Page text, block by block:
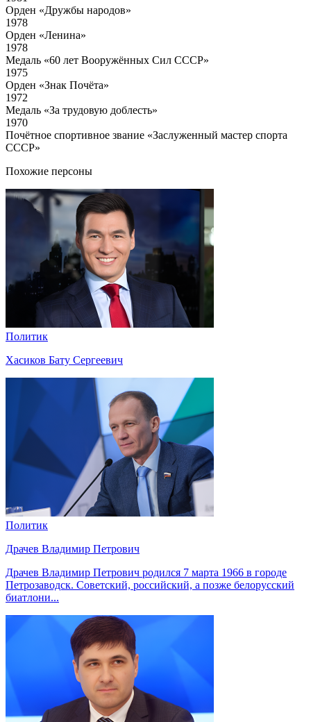
Орден «Дружбы народов»
1978
Орден «Ленина»
1978
Медаль «60 лет Вооружённых Сил СССР»
1975
Орден «Знак Почёта»
1972
Медаль «За трудовую доблесть»
1970
Почётное спортивное звание «Заслуженный мастер спорта
СССР»
Похожие персоны
Политик
Хасиков Бату Сергеевич
Политик
Драчев Владимир Петрович
Драчев Владимир Петрович родился 7 марта 1966 в городе
Петрозаводск. Советский, российский, а позже белорусский
биатлони...